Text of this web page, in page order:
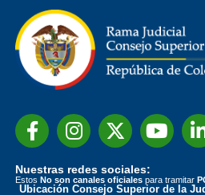
Nuestras redes sociales:
Estos No son canales oficiales para tramitar
Ubicación Consejo Superior de la